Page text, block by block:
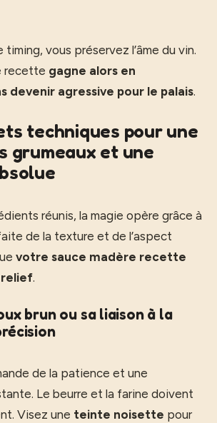
vous préservez l’âme du vin.
recette gagne alors en
devenir agressive pour le palais.
techniques pour une
grumeaux et une
réunis, la magie opère grâce à
de la texture et de l’aspect
votre sauce madère recette
relief.
brun ou sa liaison à la
de la patience et une
Le beurre et la farine doivent
Visez une teinte noisette pour